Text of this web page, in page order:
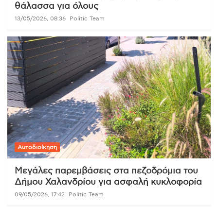
θάλασσα για όλους
13/05/2026, 08:36 Politic Team
Αυτοδιοίκηση
Μεγάλες παρεμβάσεις στα πεζοδρόμια του
Δήμου Χαλανδρίου για ασφαλή κυκλοφορία
09/05/2026, 17:42 Politic Team